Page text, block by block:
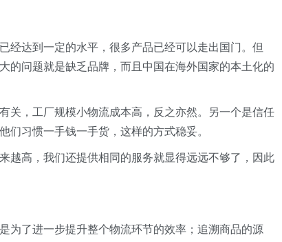
经达到一定的水平，很多产品已经可以走出国门。但
的问题就是缺乏品牌，而且中国在海外国家的本土化的
关，工厂规模小物流成本高，反之亦然。另一个是信任
们习惯一手钱一手货，这样的方式稳妥。
越高，我们还提供相同的服务就显得远远不够了，因此
为了进一步提升整个物流环节的效率；追溯商品的源